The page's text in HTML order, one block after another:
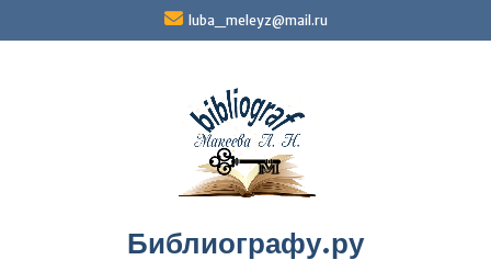
luba_meleyz@mail.ru
Библиографу.ру